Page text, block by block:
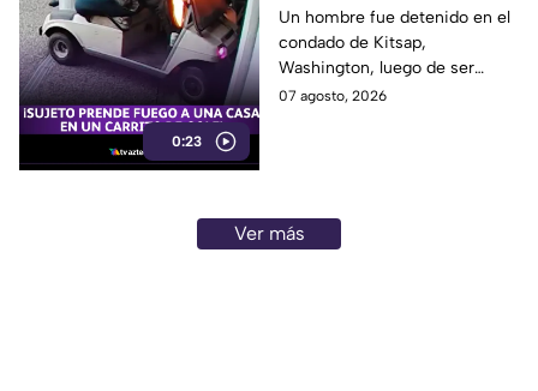
0:23
con un perro y termina
DESATANDO inc3ndio
en una casa
Un hombre fue detenido en el
condado de Kitsap,
Washington, luego de ser
señalado como presunto
07 agosto, 2026
Ver más